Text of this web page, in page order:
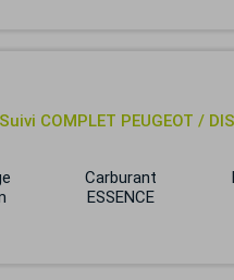
COMPLET PEUGEOT /
Carburant
ESSENCE